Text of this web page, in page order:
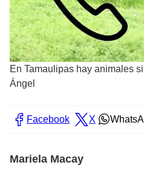
En Tamaulipas hay animales
Ángel
Facebook X
Mariela Macay